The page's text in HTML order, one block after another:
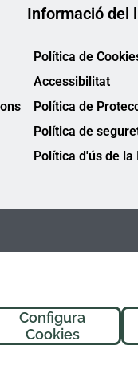
Configura
Cookies
Informació del
Política de
Accessibilitat
Política de
Política de
Política d'ús de la